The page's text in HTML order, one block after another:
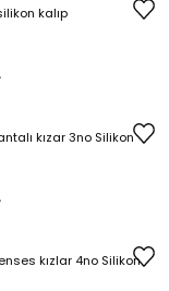
/ Peçetelik Kalıpları
Aplik Kalıpları
kalıp
kızar 3no Silikon
kızlar 4no Silikon